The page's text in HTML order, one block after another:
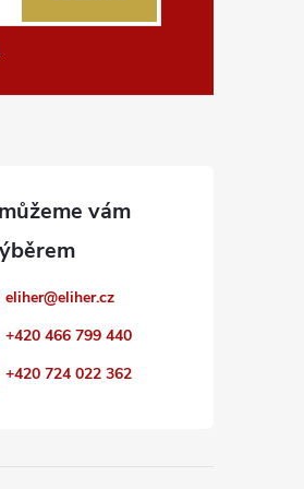
eliher@eliher.cz
+420 466 799 440
+420 724 022 362